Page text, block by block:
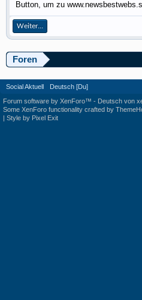
Button, um zu
Weiter...
Foren
Social Aktuell Deutsch [Du]
Forum software by XenForo™ - Deutsch von
Some XenForo functionality crafted by
| Style by Pixel Exit